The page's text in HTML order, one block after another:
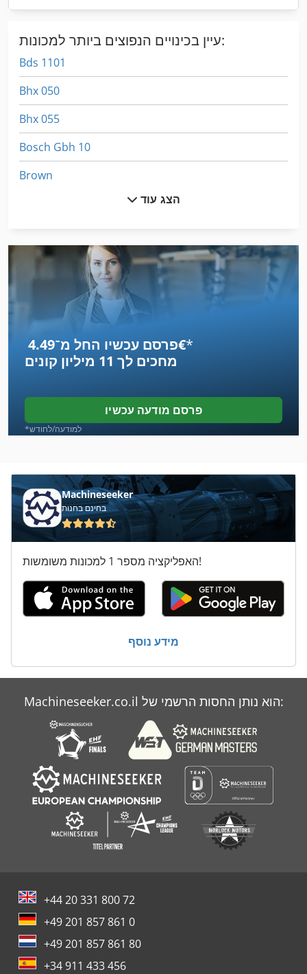
עיין בכינויים הנפוצים ביותר למכונות:
Bds 1101
Bhx 050
Bhx 055
Bosch Gbh 10
Brown
Bt Lwe 130
Bt Pps 1200 Mx
Fuchs Mhl 340
Gebr Hezel
Ingersoll Rand P 185
Lincoln
Mettler Toledo Lp-6S-F2
Neff
Seitz Orion
Tos Fn
בד נחושת
חומרי גלם
תא ואקום
תא יבש ואקום
הצג עוד
פרסם עכשיו החל מ־‏4.49 ‏€*
מחכים לך 11 מיליון קונים
פרסם מודעה עכשיו
*למודעה/לחודש
Machineseeker
בחינם בחנות
האפליקציה מספר 1 למכונות משומשות!
מידע נוסף
Machineseeker.co.il הוא נותן החסות הרשמי של:
+44 20 331 800 72
+49 201 857 861 0
+49 201 857 861 80
+34 911 433 456